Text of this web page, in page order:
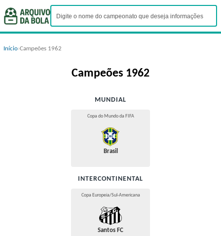
Início›Campeões 1962
Campeões 1962
MUNDIAL
Copa do Mundo da FIFA
Brasil
INTERCONTINENTAL
Copa Europeia/Sul-Americana
Santos FC